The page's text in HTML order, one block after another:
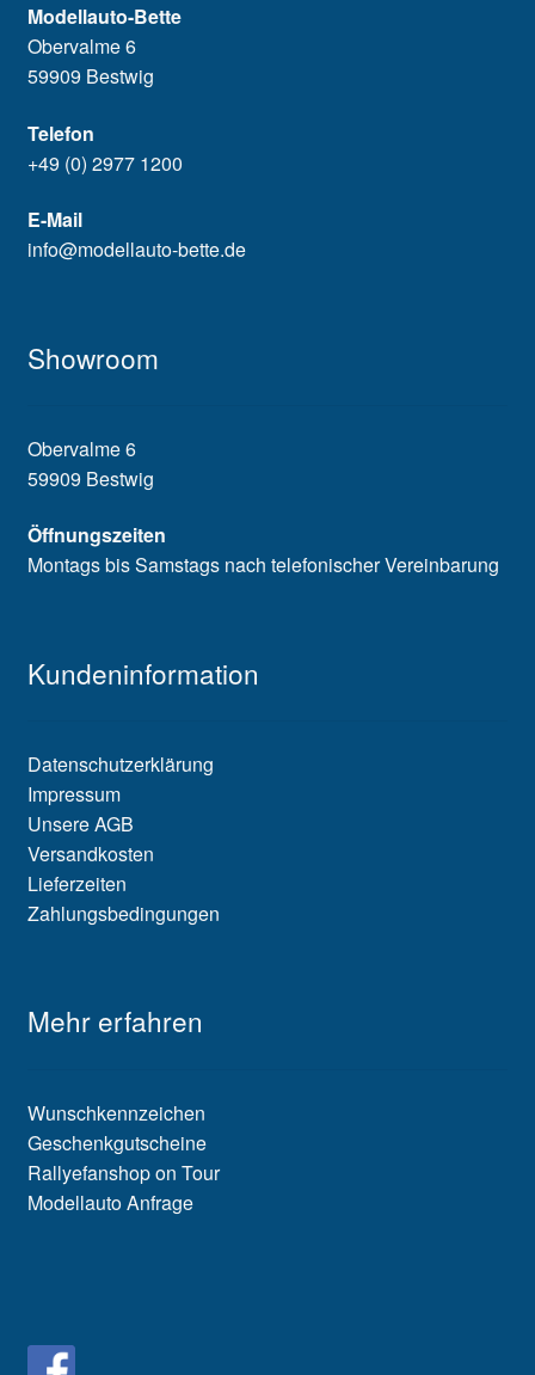
Modellauto-Bette
Obervalme 6
59909 Bestwig
Telefon
+49 (0) 2977 1200
E-Mail
info@modellauto-bette.de
Showroom
Obervalme 6
59909 Bestwig
Öffnungszeiten
Montags bis Samstags nach telefonischer Vereinbarung
Kundeninformation
Datenschutzerklärung
Impressum
Unsere AGB
Versandkosten
Lieferzeiten
Zahlungsbedingungen
Mehr erfahren
Wunschkennzeichen
Geschenkgutscheine
Rallyefanshop on Tour
Modellauto Anfrage